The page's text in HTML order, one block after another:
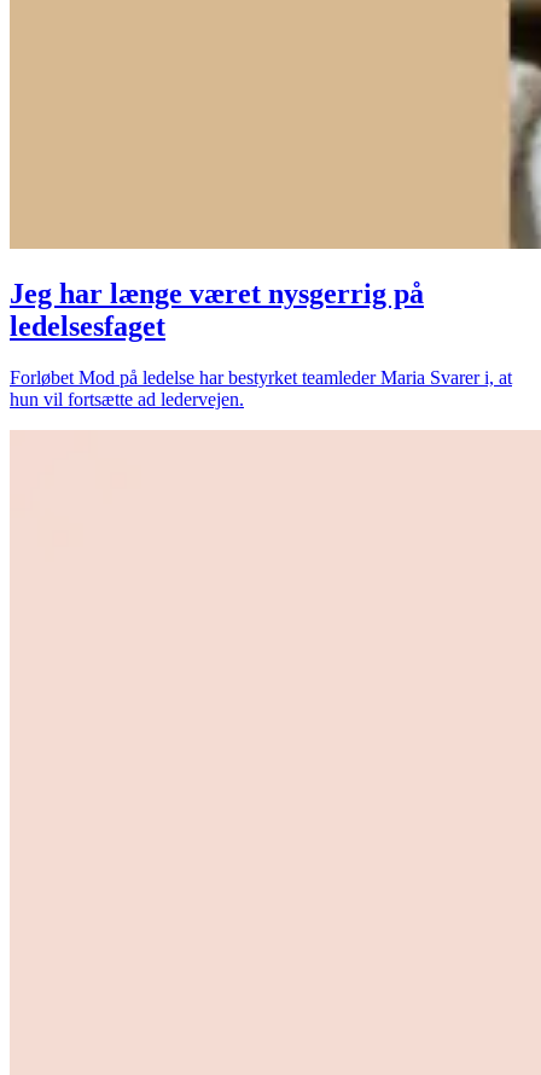
Jeg har længe været nysgerrig på
ledelsesfaget
Forløbet Mod på ledelse har bestyrket teamleder Maria Svarer i, at
hun vil fortsætte ad ledervejen.